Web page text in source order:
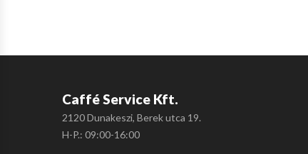
Caffé Service Kft.
2120 Dunakeszi, Berek utca 19.
H-P.: 09:00-16:00